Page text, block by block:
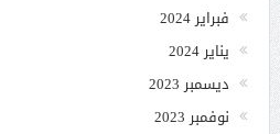
فبراير 2024
يناير 2024
ديسمبر 2023
نوفمبر 2023